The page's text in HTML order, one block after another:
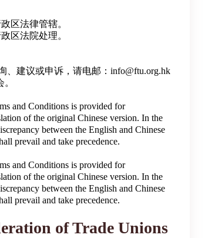
区法律管辖。
区法院处理。
、建议或申诉，请电邮：info@ftu.org.hk
and Conditions is provided for
of the original Chinese version. In the
between the English and Chinese
prevail and take precedence.
and Conditions is provided for
of the original Chinese version. In the
between the English and Chinese
prevail and take precedence.
of Trade Unions